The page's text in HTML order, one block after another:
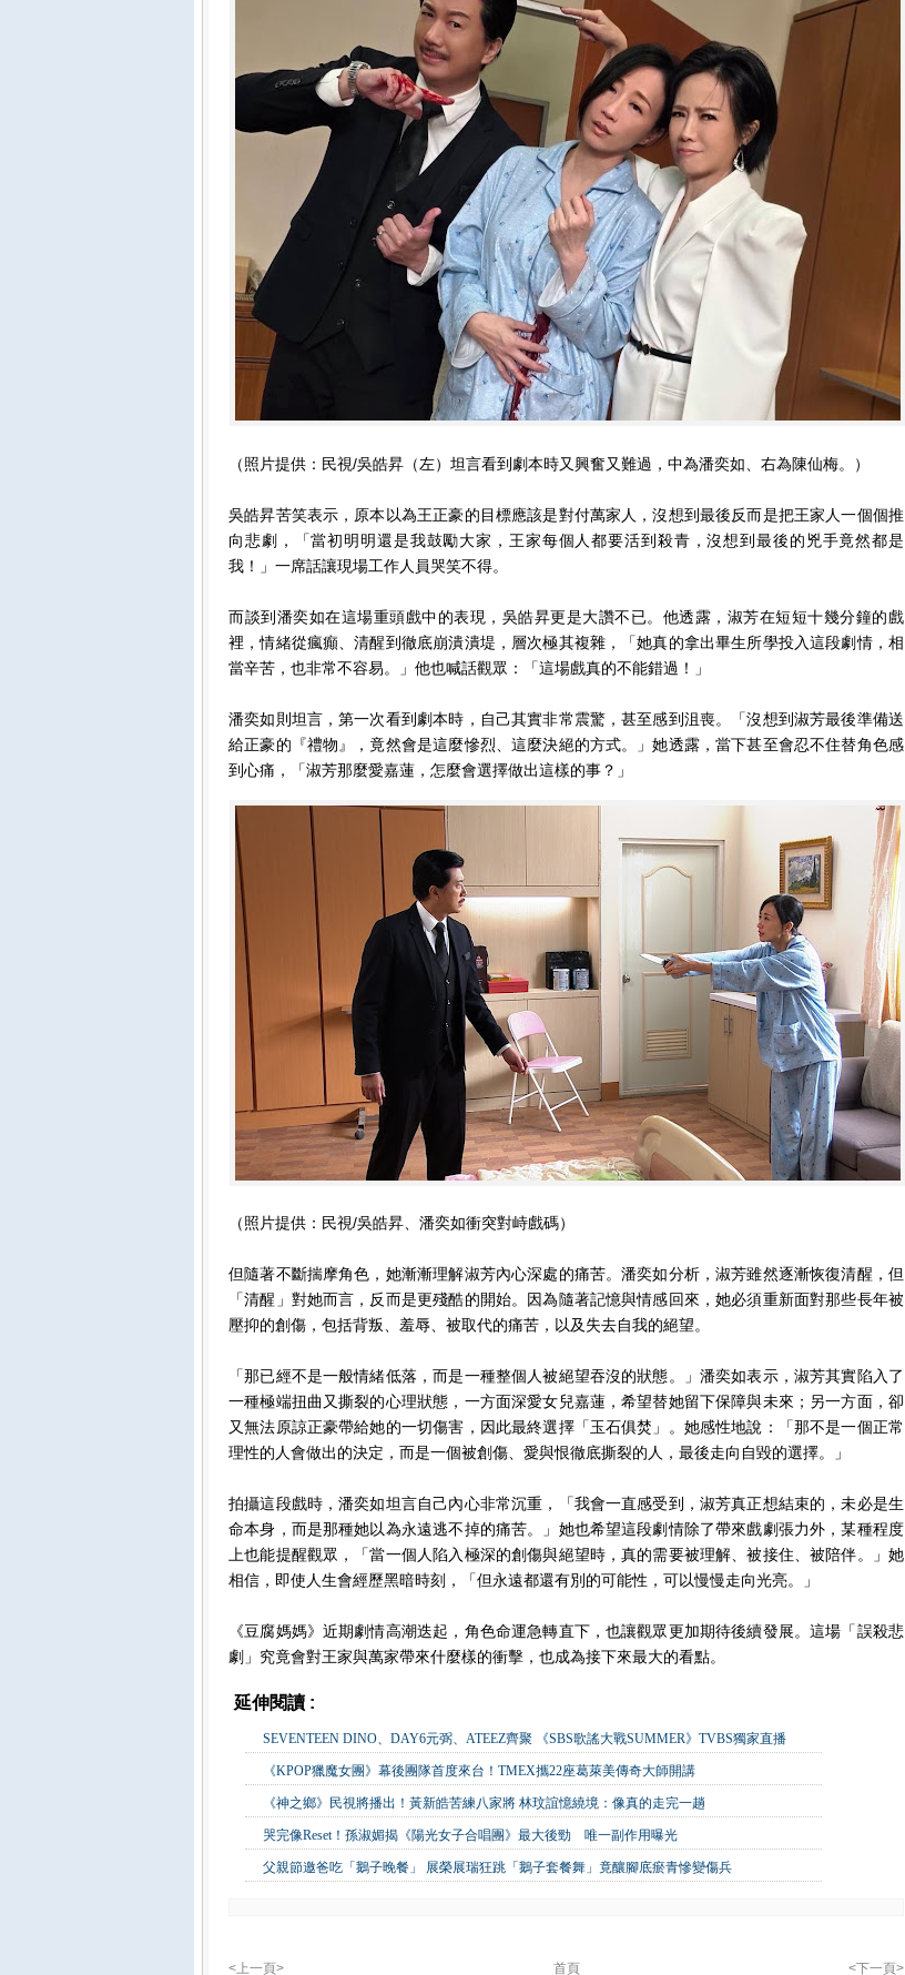
（照片提供：民視/吳皓昇（左）坦言看到劇本時又興奮又難過，中為潘奕如、右為陳仙梅。）
吳皓昇苦笑表示，原本以為王正豪的目標應該是對付萬家人，沒想到最後反而是把王家人一個個推
向悲劇，「當初明明還是我鼓勵大家，王家每個人都要活到殺青，沒想到最後的兇手竟然都是
我！」一席話讓現場工作人員哭笑不得。
而談到潘奕如在這場重頭戲中的表現，吳皓昇更是大讚不已。他透露，淑芳在短短十幾分鐘的戲
裡，情緒從瘋癲、清醒到徹底崩潰潰堤，層次極其複雜，「她真的拿出畢生所學投入這段劇情，相
當辛苦，也非常不容易。」他也喊話觀眾：「這場戲真的不能錯過！」
潘奕如則坦言，第一次看到劇本時，自己其實非常震驚，甚至感到沮喪。「沒想到淑芳最後準備送
給正豪的『禮物』，竟然會是這麼慘烈、這麼決絕的方式。」她透露，當下甚至會忍不住替角色感
到心痛，「淑芳那麼愛嘉蓮，怎麼會選擇做出這樣的事？」
（照片提供：民視/吳皓昇、潘奕如衝突對峙戲碼）
但隨著不斷揣摩角色，她漸漸理解淑芳內心深處的痛苦。潘奕如分析，淑芳雖然逐漸恢復清醒，但
「清醒」對她而言，反而是更殘酷的開始。因為隨著記憶與情感回來，她必須重新面對那些長年被
壓抑的創傷，包括背叛、羞辱、被取代的痛苦，以及失去自我的絕望。
「那已經不是一般情緒低落，而是一種整個人被絕望吞沒的狀態。」潘奕如表示，淑芳其實陷入了
一種極端扭曲又撕裂的心理狀態，一方面深愛女兒嘉蓮，希望替她留下保障與未來；另一方面，卻
又無法原諒正豪帶給她的一切傷害，因此最終選擇「玉石俱焚」。她感性地說：「那不是一個正常
理性的人會做出的決定，而是一個被創傷、愛與恨徹底撕裂的人，最後走向自毀的選擇。」
拍攝這段戲時，潘奕如坦言自己內心非常沉重，「我會一直感受到，淑芳真正想結束的，未必是生
命本身，而是那種她以為永遠逃不掉的痛苦。」她也希望這段劇情除了帶來戲劇張力外，某種程度
上也能提醒觀眾，「當一個人陷入極深的創傷與絕望時，真的需要被理解、被接住、被陪伴。」她
相信，即使人生會經歷黑暗時刻，「但永遠都還有別的可能性，可以慢慢走向光亮。」
《豆腐媽媽》近期劇情高潮迭起，角色命運急轉直下，也讓觀眾更加期待後續發展。這場「誤殺悲
劇」究竟會對王家與萬家帶來什麼樣的衝擊，也成為接下來最大的看點。
延伸閱讀 :
SEVENTEEN DINO、DAY6元弼、ATEEZ齊聚 《SBS歌謠大戰SUMMER》TVBS獨家直播
《KPOP獵魔女團》幕後團隊首度來台！TMEX攜22座葛萊美傳奇大師開講
《神之鄉》民視將播出！黃新皓苦練八家將 林玟誼憶繞境：像真的走完一趟
哭完像Reset！孫淑媚揭《陽光女子合唱團》最大後勁 唯一副作用曝光
父親節邀爸吃「鵝子晚餐」 展榮展瑞狂跳「鵝子套餐舞」竟釀腳底瘀青慘變傷兵
<上一頁> <下一頁>
首頁